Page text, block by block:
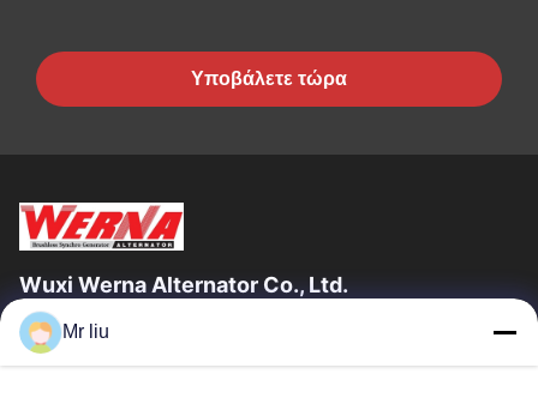
Υποβάλετε τώρα
Wuxi Werna Alternator Co., Ltd.
Γρήγοροι Σύνδεσμοι
Mr liu